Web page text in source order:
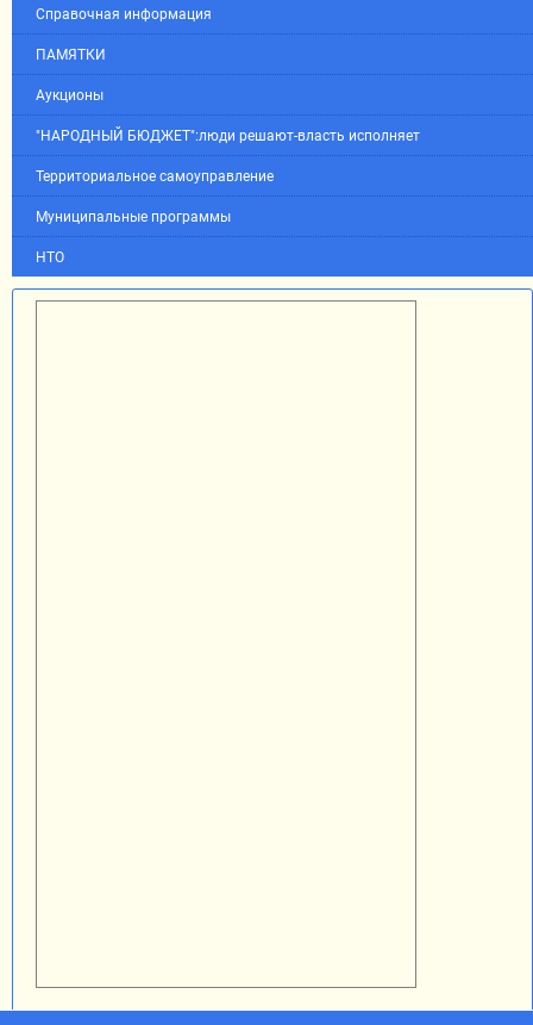
Справочная информация
ПАМЯТКИ
Аукционы
"НАРОДНЫЙ БЮДЖЕТ":люди решают-власть исполняет
Территориальное самоуправление
Муниципальные программы
НТО